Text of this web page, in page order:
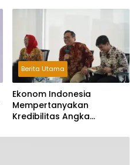
Berita Utama
Ekonom Indonesia
Mempertanyakan
Kredibilitas Angka
Tumbuh Tapi Rapuh